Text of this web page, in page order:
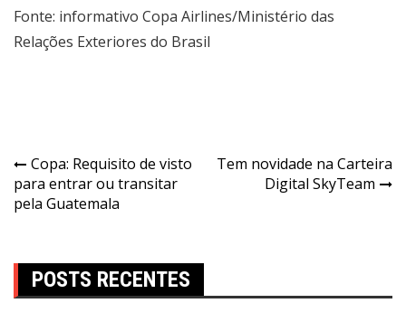
Fonte: informativo Copa Airlines/Ministério das
Relações Exteriores do Brasil
Copa: Requisito de visto
para entrar ou transitar
pela Guatemala
Tem novidade na Carteira
Digital SkyTeam
POSTS RECENTES